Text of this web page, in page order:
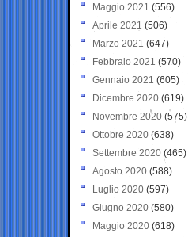
Maggio 2021 (556)
Aprile 2021 (506)
Marzo 2021 (647)
Febbraio 2021 (570)
Gennaio 2021 (605)
Dicembre 2020 (619)
Novembre 2020 (575)
Ottobre 2020 (638)
Settembre 2020(465)
Agosto 2020 (588)
Luglio 2020 (597)
Giugno 2020 (580)
Maggio 2020 (618)